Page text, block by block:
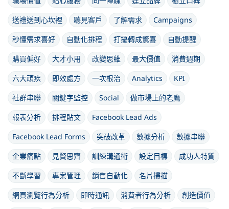
送禮送到心坎裡
聽見客戶 了解需求
Campaigns
秒懂需求喜好
自動化排程 打擾轉成驚喜
自動提醒
購買偏好
大才小用 改變思維 最大價值
消費週期
六大頑疾
即效處方 一次根治 Analytics
KPI
社群串聯
關鍵字監控 Social
做市場上的老鷹
報表分析
排程貼文
Facebook Lead Ads
Facebook Lead Forms
突破改革 數據分析
數據串聯
企業痛點
見賢思齊 訓練溝通術 設定目標
成功人特質
不斷學習
專案管理 銷售自動化
名片掃描
網頁瀏覽行為分析
即時通訊 消費者行為分析
創造價值